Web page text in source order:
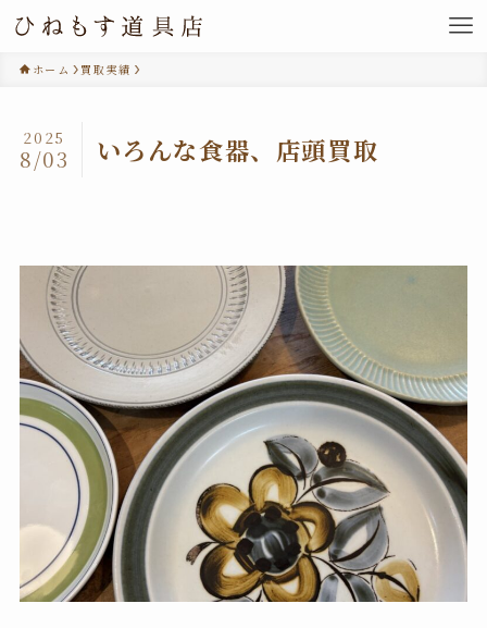
ホーム 買取実績
いろんな食器、店頭買取
2025
8/03